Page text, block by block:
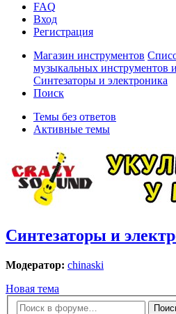
FAQ
Вход
Регистрация
Магазин инструментов
музыкальных инструментов
Синтезаторы и электроника
Поиск
Темы без ответов
Активные темы
Синтезаторы и
Модератор: chinaski
Новая тема